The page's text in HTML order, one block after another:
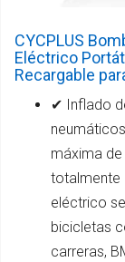
CYCPLUS
Eléctrico
Recargable
✔ Inflado
máxima
totalmente
eléctrico
bicicletas
carreras,